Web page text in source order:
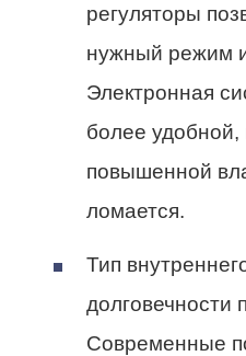
регуляторы
нужный режим
Электронная
более
повышенной
ломается.
Тип
долговечности
Современные